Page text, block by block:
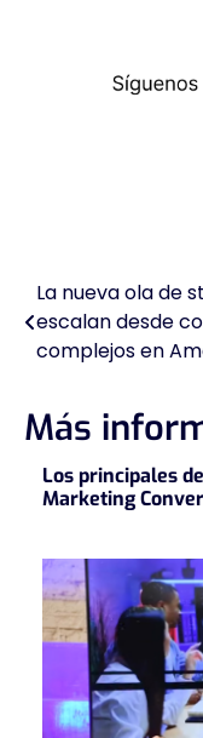
Navegación
de
La nueva ola de
escalan desde
complejos en
Más
Los principales
Marketing